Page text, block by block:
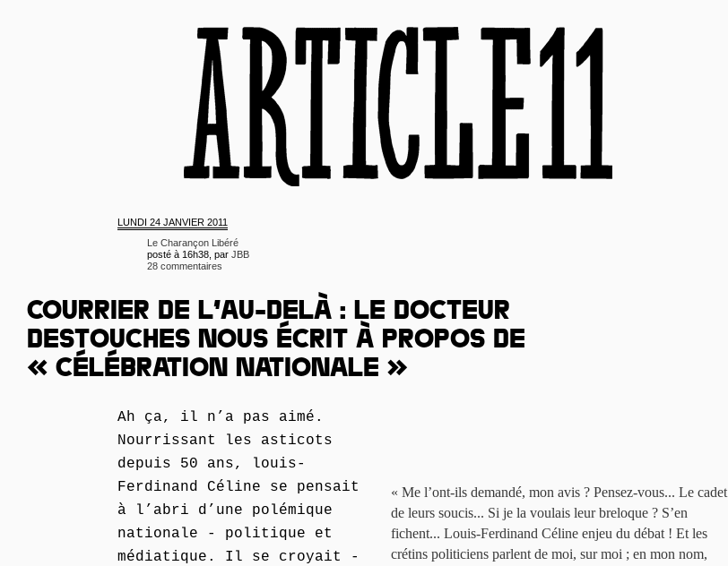
LUNDI 24 JANVIER 2011
Le Charançon Libéré
posté à 16h38, par JBB
28 commentaires
COURRIER DE L’AU-DELÀ : LE DOCTEUR
DESTOUCHES NOUS ÉCRIT À PROPOS DE
« CÉLÉBRATION NATIONALE »
Ah ça, il n’a pas aimé.
Nourrissant les asticots
depuis 50 ans, louis-
Ferdinand Céline se pensait
à l’abri d’une polémique
nationale - politique et
médiatique. Il se croyait -
« Me l’ont-ils demandé, mon avis ? Pensez-vous... Le cadet
de leurs soucis... Si je la voulais leur breloque ? S’en
fichent... Louis-Ferdinand Céline enjeu du débat ! Et les
crétins politiciens parlent de moi, sur moi ; en mon nom,